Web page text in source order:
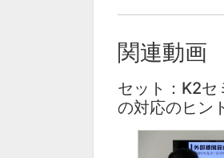
関連動画
セット：K2セ
の対応のヒン